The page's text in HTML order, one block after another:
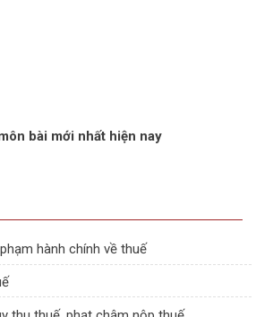
bài mới nhất hiện nay
hành chính về thuế